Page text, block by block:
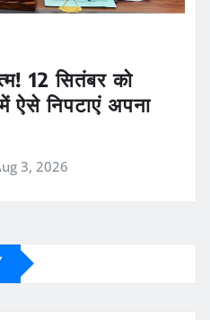
12 सितंबर को
ऐसे निपटाएं अपना
3, 2026